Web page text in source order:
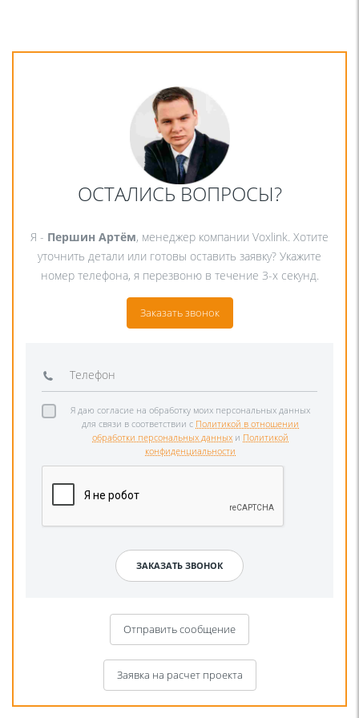
ОСТАЛИСЬ ВОПРОСЫ?
Я - Першин Артём, менеджер компании Voxlink. Хотите
уточнить детали или готовы оставить заявку? Укажите
номер телефона, я перезвоню в течение 3-х секунд.
Заказать звонок
Я даю согласие на обработку моих персональных данных
для связи в соответствии с Политикой в отношении
обработки персональных данных и Политикой
конфиденциальности
Отправить сообщение
Заявка на расчет проекта